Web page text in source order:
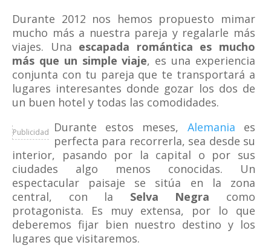
Durante 2012 nos hemos propuesto mimar
mucho más a nuestra pareja y regalarle más
viajes. Una escapada romántica es mucho
más que un simple viaje, es una experiencia
conjunta con tu pareja que te transportará a
lugares interesantes donde gozar los dos de
un buen hotel y todas las comodidades.
Publicidad Durante estos meses, Alemania es
perfecta para recorrerla, sea desde su
interior, pasando por la capital o por sus
ciudades algo menos conocidas. Un
espectacular paisaje se sitúa en la zona
central, con la Selva Negra como
protagonista. Es muy extensa, por lo que
deberemos fijar bien nuestro destino y los
lugares que visitaremos.